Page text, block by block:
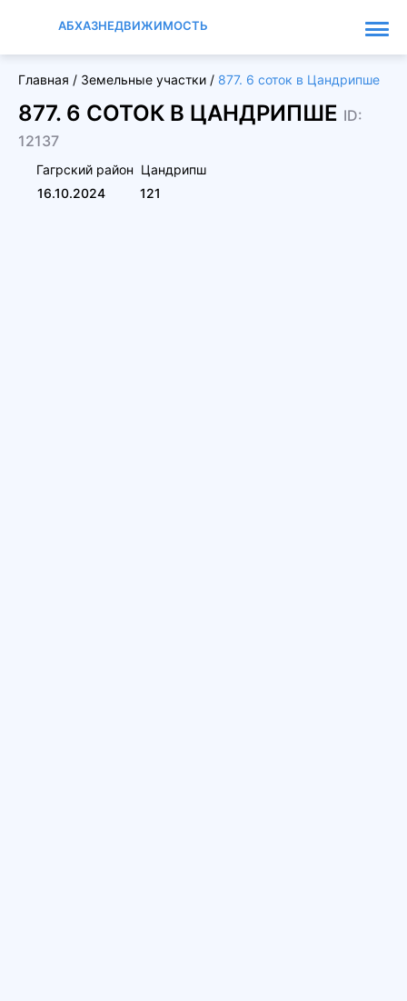
АБХАЗНЕДВИЖИМОСТЬ
Главная / Земельные участки / 877. 6 соток в Цандрипше
877. 6 СОТОК В ЦАНДРИПШЕ ID:
12137
Гагрский район Цандрипш
16.10.2024
121